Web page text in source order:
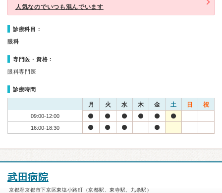
人気なのでいつも混んでいます
診療科目：
眼科
専門医・資格：
眼科専門医
診療時間
月 火 水 木 金 土 日 祝
09:00-12:00
16:00-18:30
武田病院
京都府京都市下京区東塩小路町（京都駅、東寺駅、九条駅）